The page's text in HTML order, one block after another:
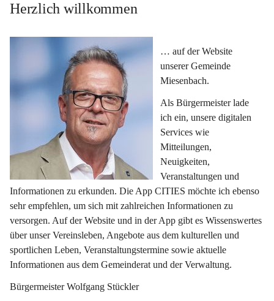
Herzlich willkommen
… auf der Website
unserer Gemeinde
Miesenbach.
Als Bürgermeister lade
ich ein, unsere digitalen
Services wie
Mitteilungen,
Neuigkeiten,
Veranstaltungen und
Informationen zu erkunden. Die App CITIES möchte ich ebenso
sehr empfehlen, um sich mit zahlreichen Informationen zu
versorgen. Auf der Website und in der App gibt es Wissenswertes
über unser Vereinsleben, Angebote aus dem kulturellen und
sportlichen Leben, Veranstaltungstermine sowie aktuelle
Informationen aus dem Gemeinderat und der Verwaltung.
Bürgermeister Wolfgang Stückler